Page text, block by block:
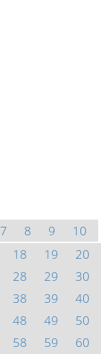
7 8 9
10
18 19
20
28 29
30
38 39
40
48 49
50
58 59
60